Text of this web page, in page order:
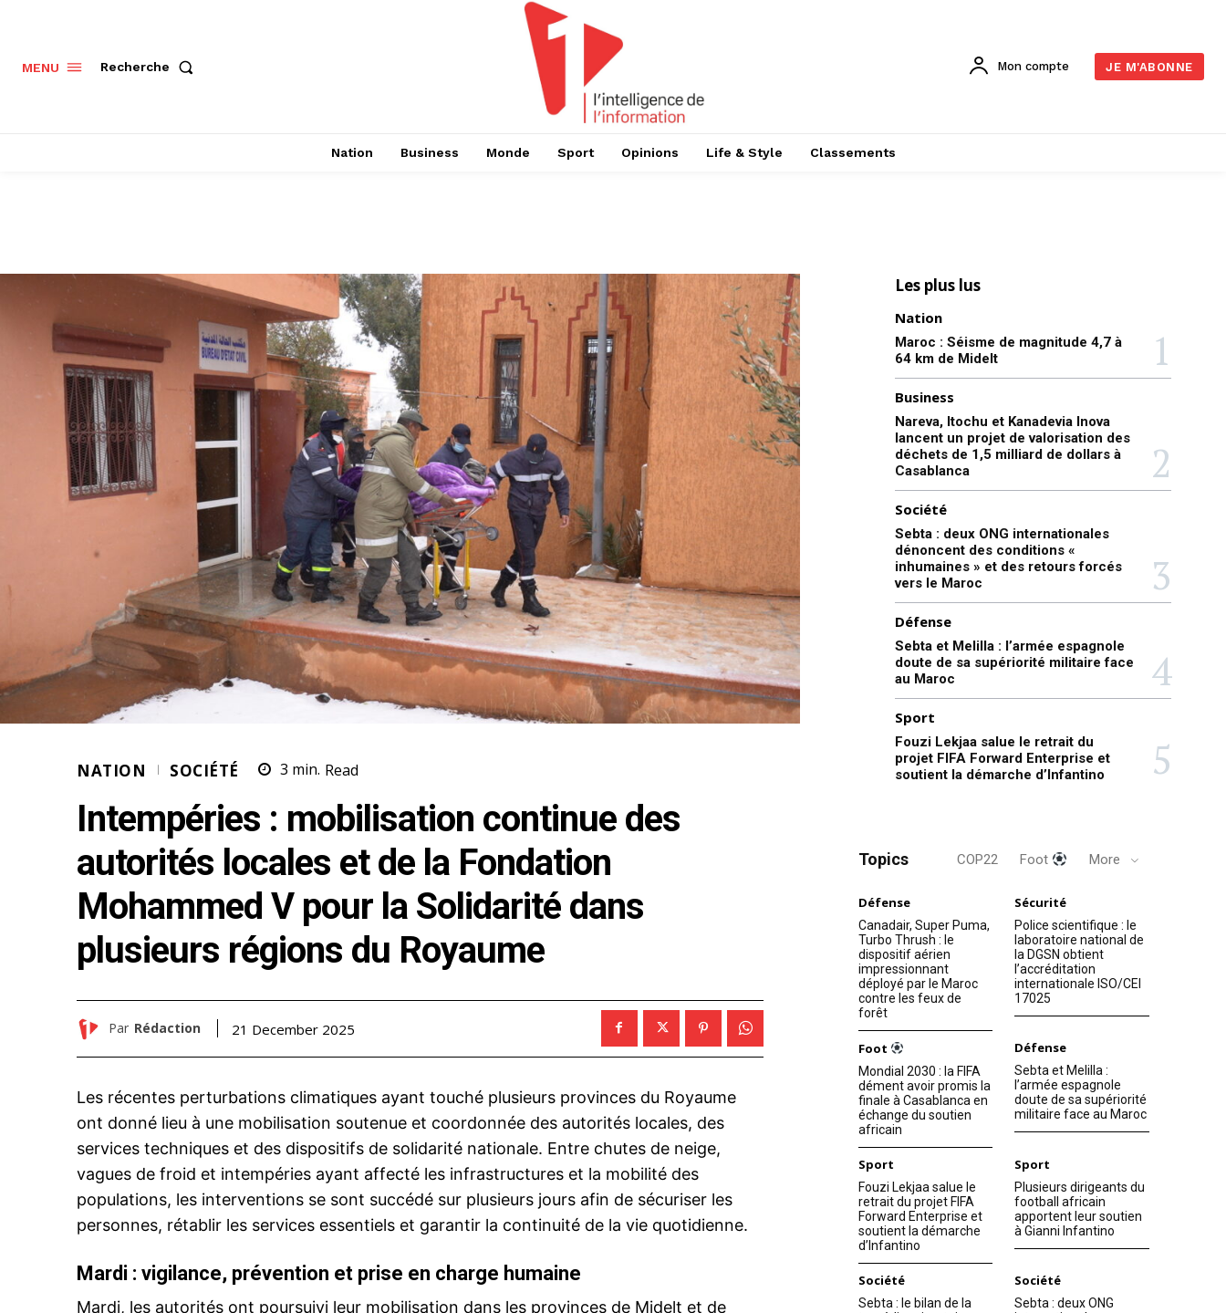
MENU Recherche Mon compte JE M'ABONNE
Nation Business Monde Sport Opinions Life & Style Classements
NATION SOCIÉTÉ 3 min. Read
Intempéries : mobilisation continue des
autorités locales et de la Fondation
Mohammed V pour la Solidarité dans
plusieurs régions du Royaume
Par Rédaction 21 December 2025
Les récentes perturbations climatiques ayant touché plusieurs provinces du Royaume
ont donné lieu à une mobilisation soutenue et coordonnée des autorités locales, des
services techniques et des dispositifs de solidarité nationale. Entre chutes de neige,
vagues de froid et intempéries ayant affecté les infrastructures et la mobilité des
populations, les interventions se sont succédé sur plusieurs jours afin de sécuriser les
personnes, rétablir les services essentiels et garantir la continuité de la vie quotidienne.
Mardi : vigilance, prévention et prise en charge humaine
Mardi, les autorités ont poursuivi leur mobilisation dans les provinces de Midelt et de
Les plus lus
Nation
Maroc : Séisme de magnitude 4,7 à
64 km de Midelt
Business
Nareva, Itochu et Kanadevia Inova
lancent un projet de valorisation des
déchets de 1,5 milliard de dollars à
Casablanca
Société
Sebta : deux ONG internationales
dénoncent des conditions «
inhumaines » et des retours forcés
vers le Maroc
Défense
Sebta et Melilla : l’armée espagnole
doute de sa supériorité militaire face
au Maroc
Sport
Fouzi Lekjaa salue le retrait du
projet FIFA Forward Enterprise et
soutient la démarche d’Infantino
Topics COP22 Foot More
Défense
Canadair, Super Puma,
Turbo Thrush : le
dispositif aérien
impressionnant
déployé par le Maroc
contre les feux de
forêt
Sécurité
Police scientifique : le
laboratoire national de
la DGSN obtient
l’accréditation
internationale ISO/CEI
17025
Foot
Mondial 2030 : la FIFA
dément avoir promis la
finale à Casablanca en
échange du soutien
africain
Défense
Sebta et Melilla :
l’armée espagnole
doute de sa supériorité
militaire face au Maroc
Sport
Fouzi Lekjaa salue le
retrait du projet FIFA
Forward Enterprise et
soutient la démarche
d’Infantino
Sport
Plusieurs dirigeants du
football africain
apportent leur soutien
à Gianni Infantino
Société
Sebta : le bilan de la
Société
Sebta : deux ONG